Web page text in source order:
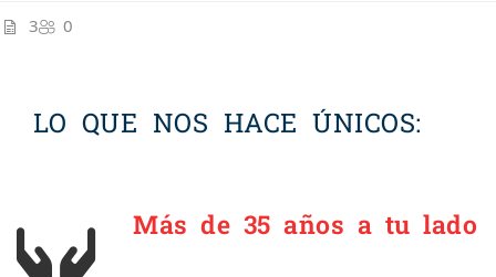
3 0
LO QUE NOS HACE ÚNICOS:
Más de 35 años a tu lado